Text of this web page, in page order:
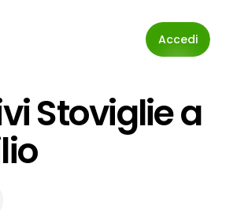
Accedi
Stoviglie a